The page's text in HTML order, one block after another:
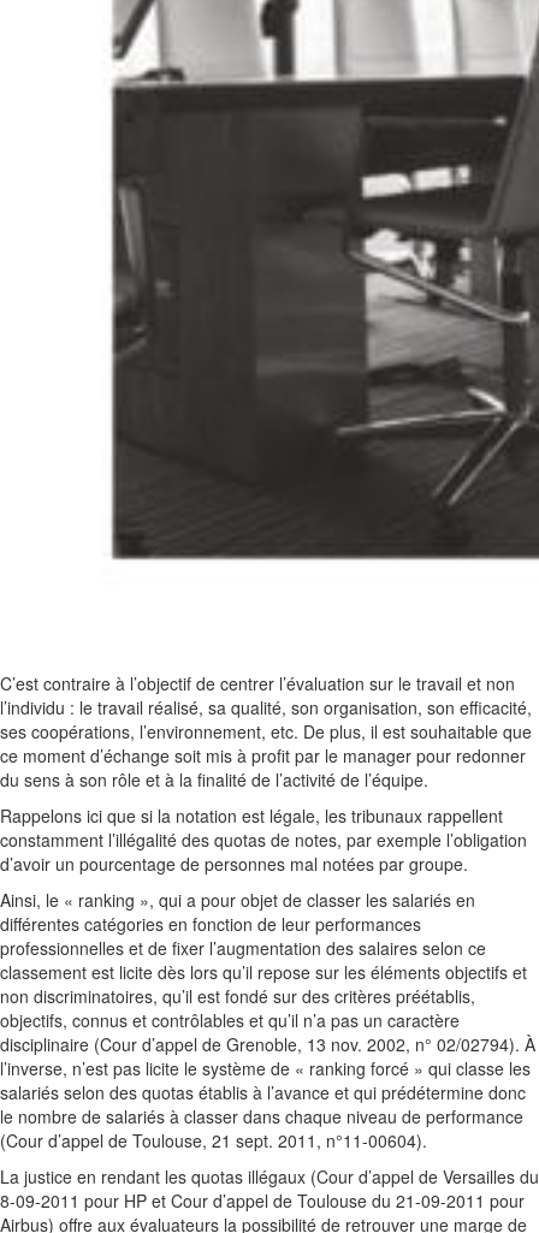
C’est contraire à l’objectif de centrer l’évaluation sur le travail et non
l’individu : le travail réalisé, sa qualité, son organisation, son efficacité,
ses coopérations, l’environnement, etc. De plus, il est souhaitable que
ce moment d’échange soit mis à profit par le manager pour redonner
du sens à son rôle et à la finalité de l’activité de l’équipe.
Rappelons ici que si la notation est légale, les tribunaux rappellent
constamment l’illégalité des quotas de notes, par exemple l’obligation
d’avoir un pourcentage de personnes mal notées par groupe.
Ainsi, le « ranking », qui a pour objet de classer les salariés en
différentes catégories en fonction de leur performances
professionnelles et de fixer l’augmentation des salaires selon ce
classement est licite dès lors qu’il repose sur les éléments objectifs et
non discriminatoires, qu’il est fondé sur des critères préétablis,
objectifs, connus et contrôlables et qu’il n’a pas un caractère
disciplinaire (Cour d’appel de Grenoble, 13 nov. 2002, n° 02/02794). À
l’inverse, n’est pas licite le système de « ranking forcé » qui classe les
salariés selon des quotas établis à l’avance et qui prédétermine donc
le nombre de salariés à classer dans chaque niveau de performance
(Cour d’appel de Toulouse, 21 sept. 2011, n°11-00604).
La justice en rendant les quotas illégaux (Cour d’appel de Versailles du
8-09-2011 pour HP et Cour d’appel de Toulouse du 21-09-2011 pour
Airbus) offre aux évaluateurs la possibilité de retrouver une marge de